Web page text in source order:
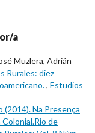
a
Muzlera, Adrián
Rurales: diez
, Estudios
(2014). Na Presença
de